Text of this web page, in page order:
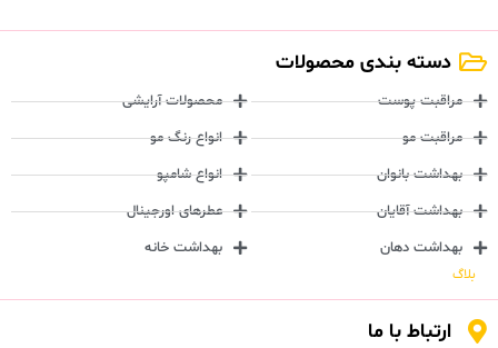
دسته بندی محصولات
مراقبت پوست
مراقبت مو
بهداشت بانوان
بهداشت آقایان
بهداشت دهان
محصولات آرایشی
انواع رنگ مو
انواع شامپو
عطرهای اورجینال
بهداشت خانه
بلاگ
ارتباط با ما